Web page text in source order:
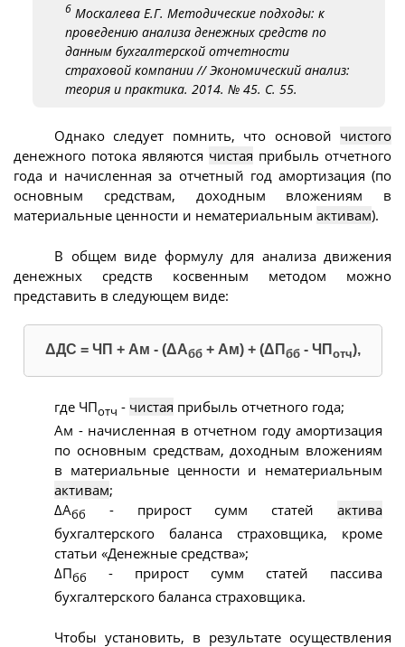
6 Москалева Е.Г. Методические подходы: к
проведению анализа денежных средств по
данным бухгалтерской отчетности
страховой компании // Экономический анализ:
теория и практика. 2014. № 45. С. 55.
Однако следует помнить, что основой чистого
денежного потока являются чистая прибыль отчетного
года и начисленная за отчетный год амортизация (по
основным средствам, доходным вложениям в
материальные ценности и нематериальным активам).
В общем виде формулу для анализа движения
денежных средств косвенным методом можно
представить в следующем виде:
ΔДС = ЧП + Ам - (ΔАбб+ Ам) + (ΔП бб- ЧП отч),
где ЧПотч - чистая прибыль отчетного года;
Ам - начисленная в отчетном году амортизация
по основным средствам, доходным вложениям
в материальные ценности и нематериальным
активам;
ΔАбб - прирост сумм статей актива
бухгалтерского баланса страховщика, кроме
статьи «Денежные средства»;
ΔПбб
- прирост сумм статей пассива
бухгалтерского баланса страховщика.
Чтобы установить, в результате осуществления